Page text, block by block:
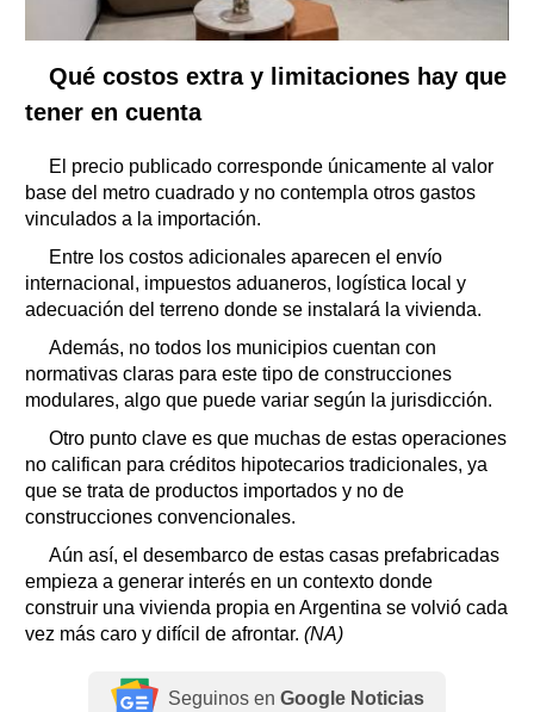
Qué costos extra y limitaciones hay que
tener en cuenta
El precio publicado corresponde únicamente al valor
base del metro cuadrado y no contempla otros gastos
vinculados a la importación.
Entre los costos adicionales aparecen el envío
internacional, impuestos aduaneros, logística local y
adecuación del terreno donde se instalará la vivienda.
Además, no todos los municipios cuentan con
normativas claras para este tipo de construcciones
modulares, algo que puede variar según la jurisdicción.
Otro punto clave es que muchas de estas operaciones
no califican para créditos hipotecarios tradicionales, ya
que se trata de productos importados y no de
construcciones convencionales.
Aún así, el desembarco de estas casas prefabricadas
empieza a generar interés en un contexto donde
construir una vivienda propia en Argentina se volvió cada
vez más caro y difícil de afrontar. (NA)
Seguinos en Google Noticias